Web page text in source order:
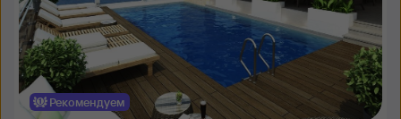
Рекомендуем